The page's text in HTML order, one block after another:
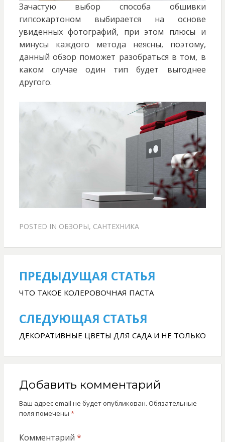
Зачастую выбор способа обшивки
гипсокартоном выбирается на основе
увиденных фотографий, при этом плюсы и
минусы каждого метода неясны, поэтому,
данный обзор поможет разобраться в том, в
каком случае один тип будет выгоднее
другого.
POSTED IN ОБЗОРЫ, САНТЕХНИКА
Навигация
по
записям
ПРЕДЫДУЩАЯ СТАТЬЯ
ЧТО ТАКОЕ КОЛЕРОВОЧНАЯ ПАСТА
СЛЕДУЮЩАЯ СТАТЬЯ
ДЕКОРАТИВНЫЕ ЦВЕТЫ ДЛЯ САДА И НЕ ТОЛЬКО
Добавить комментарий
Ваш адрес email не будет опубликован. Обязательные
поля помечены *
Комментарий *